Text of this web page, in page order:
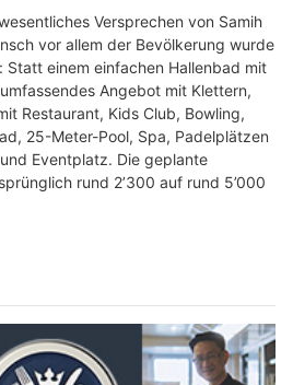
Versprechen von Samih
vor allem der Bevölkerung wurde
einem einfachen Hallenbad mit
Angebot mit Klettern,
Restaurant, Kids Club, Bowling,
25-Meter-Pool, Spa, Padelplätzen
Eventplatz. Die geplante
rund 2’300 auf rund 5’000